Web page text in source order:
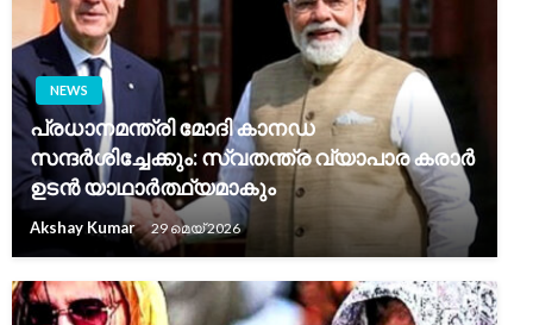
NEWS
പ്രധാനമന്ത്രി മോദി കാനഡ
സന്ദർശിച്ചേക്കും: സ്വതന്ത്ര വ്യാപാര കരാർ
ഉടൻ യാഥാർത്ഥ്യമാകും
Akshay Kumar 29 മെയ്‌ 2026